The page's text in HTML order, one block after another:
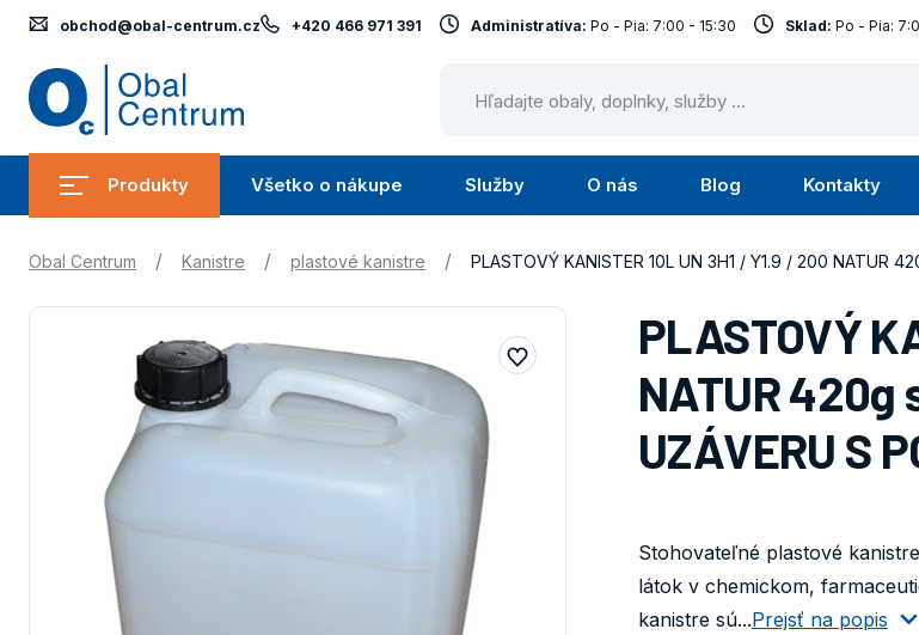
Produkty
Submenu
Produkty
Všetko o nákupe
Submenu
Všetko
Služby
Submenu
Služby
O nás
Submenu
O
Blog Kontakty
obchod@obal-centrum.cz +420 466 971 391 Administratíva: Po - Pia: 7:00 - 15:30 Sklad: Po - Pia:
Obal Centrum / Kanistre / plastové kanistre / PLASTOVÝ KANISTER 10L UN 3H1 / Y1.9 / 200 NATUR
PLASTOVÝ
NATUR
UZÁVERU S
Stohovateľné plastové
látok v chemickom,
kanistre sú...Prejsť na popis